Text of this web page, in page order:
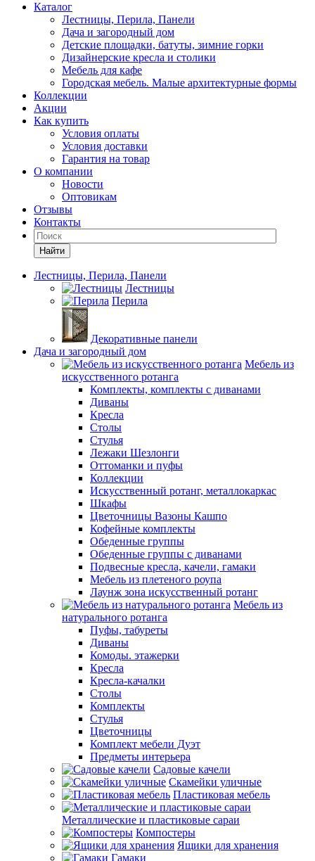
Каталог
Лестницы, Перила, Панели
Дача и загородный дом
Детские площадки, батуты, зимние горки
Дизайнерские кресла и столики
Мебель для кафе
Городская мебель. Малые архитектурные формы
Коллекции
Акции
Как купить
Условия оплаты
Условия доставки
Гарантия на товар
О компании
Новости
Оптовикам
Отзывы
Контакты
Найти
Лестницы, Перила, Панели
Лестницы
Перила
Декоративные панели
Дача и загородный дом
Мебель из
искусственного ротанга
Комплекты, комплекты с диванами
Диваны
Кресла
Столы
Стулья
Лежаки Шезлонги
Оттоманки и пуфы
Коллекции
Искусственный ротанг, металлокаркас
Шкафы
Цветочницы Вазоны Кашпо
Кофейные комплекты
Обеденные группы
Обеденные группы с диванами
Подвесные кресла, качели, гамаки
Мебель из плетеного роупа
Лаунж зона искусственный ротанг
Мебель из
натурального ротанга
Пуфы, табуреты
Диваны
Комоды. этажерки
Кресла
Кресла-качалки
Столы
Комплекты
Стулья
Цветочницы
Комплект мебели Дуэт
Предметы интерьера
Садовые качели
Скамейки уличные
Пластиковая мебель
Металлические и пластиковые сараи
Компостеры
Ящики для хранения
Гамаки